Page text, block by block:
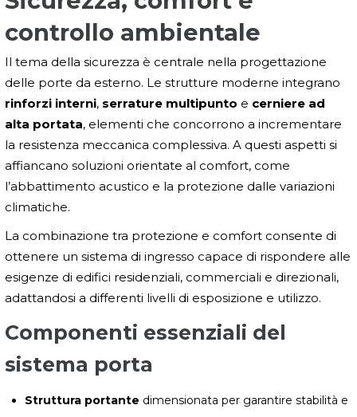
controllo ambientale
Il tema della sicurezza è centrale nella progettazione
delle porte da esterno. Le strutture moderne integrano
rinforzi interni, serrature multipunto e cerniere ad
alta portata, elementi che concorrono a incrementare
la resistenza meccanica complessiva. A questi aspetti si
affiancano soluzioni orientate al comfort, come
l’abbattimento acustico e la protezione dalle variazioni
climatiche.
La combinazione tra protezione e comfort consente di
ottenere un sistema di ingresso capace di rispondere alle
esigenze di edifici residenziali, commerciali e direzionali,
adattandosi a differenti livelli di esposizione e utilizzo.
Componenti essenziali del
sistema porta
Struttura portante dimensionata per garantire stabilità e